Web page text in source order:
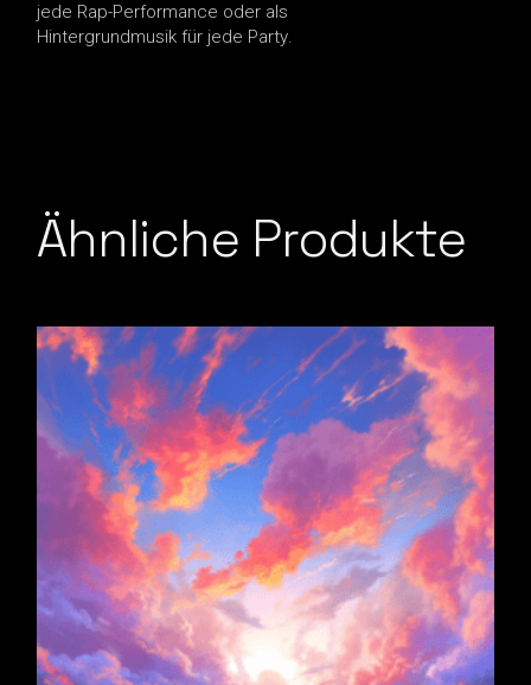
jede Rap-Performance oder als
Hintergrundmusik für jede Party.
Ähnliche Produkte